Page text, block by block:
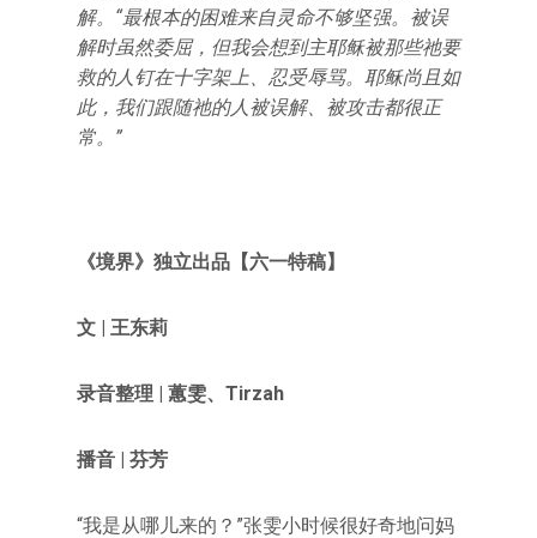
解。“最根本的困难来自灵命不够坚强。被误
解时虽然委屈，但我会想到主耶稣被那些祂要
救的人钉在十字架上、忍受辱骂。耶稣尚且如
此，我们跟随祂的人被误解、被攻击都很正
常。”
《境界》独立出品【六一特稿】
文 | 王东莉
录音整理 | 蕙雯、Tirzah
播音 | 芬芳
“我是从哪儿来的？”张雯小时候很好奇地问妈